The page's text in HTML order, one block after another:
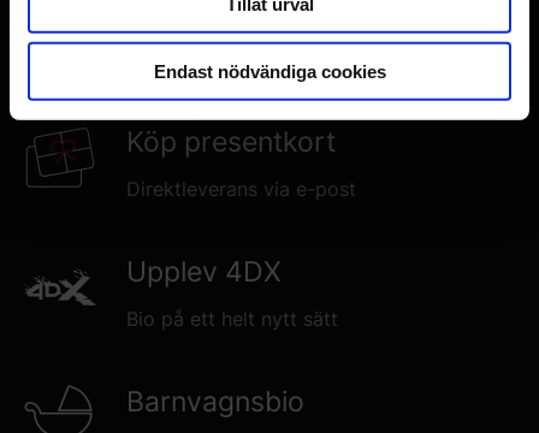
Endast nödvändiga cookies
Biokalas
Bjud kompisarna på bio
Köp presentkort
Direktleverans via e-post
Upplev 4DX
Bio på ett helt nytt sätt
Barnvagnsbio